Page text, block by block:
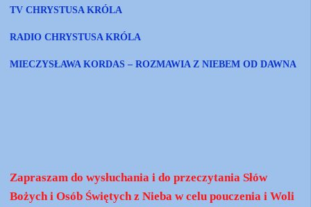
TV CHRYSTUSA KRÓLA
RADIO CHRYSTUSA KRÓLA
MIECZYSŁAWA KORDAS – ROZMAWIA Z NIEBEM OD DAWNA
Zapraszam do wysłuchania i do przeczytania Słów
Bożych i Osób Świętych z Nieba w celu pouczenia i Woli